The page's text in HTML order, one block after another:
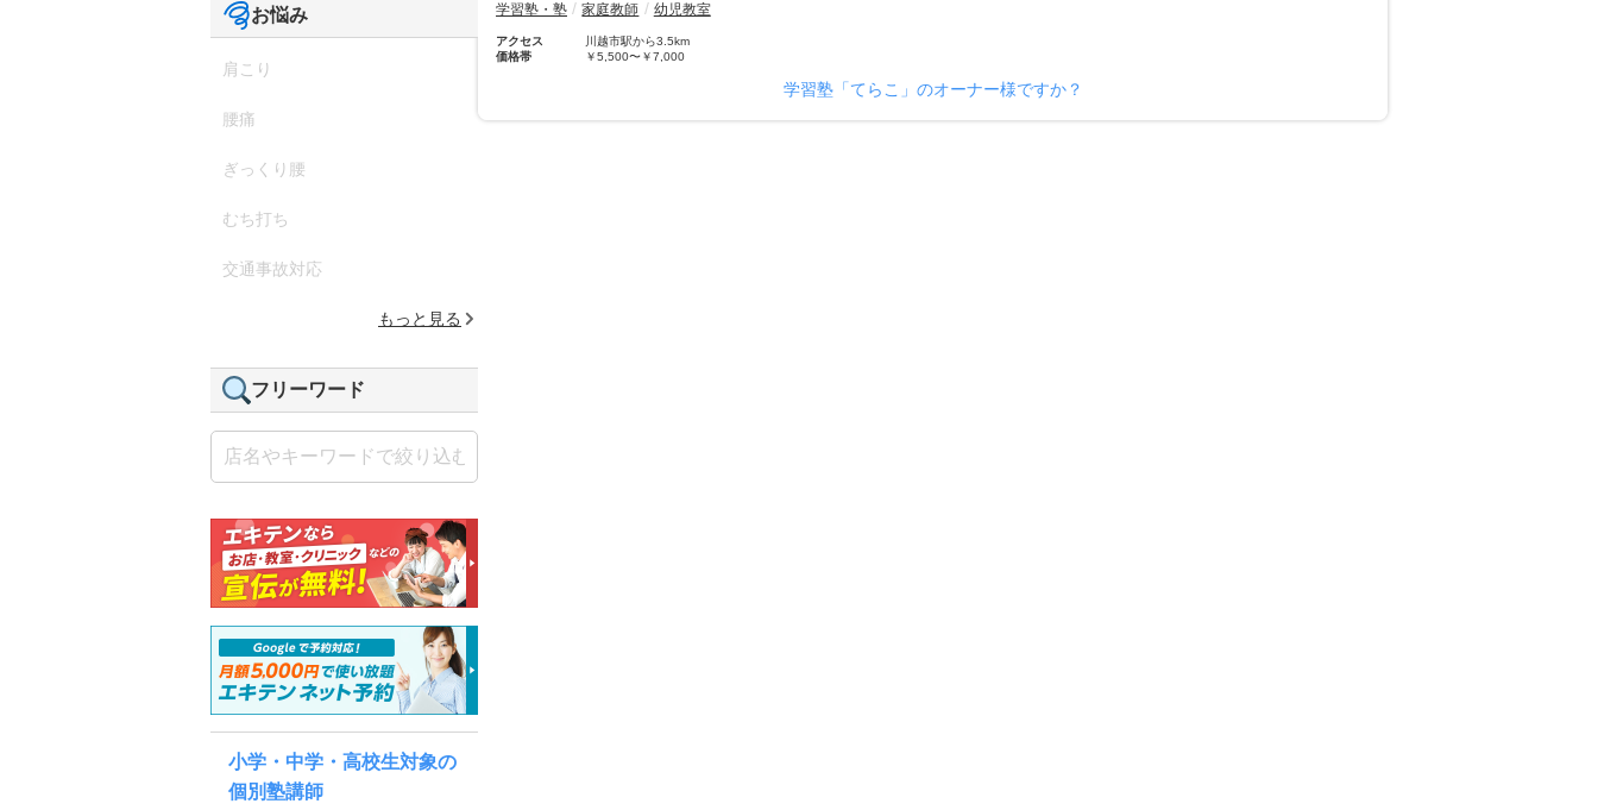
学習塾・塾 家庭教師 幼児教室
アクセス
川越市駅から3.5km
価格帯
￥5,500〜￥7,000
学習塾「てらこ」のオーナー様ですか？
お悩み
肩こり
腰痛
ぎっくり腰
むち打ち
交通事故対応
もっと見る
フリーワード
小学・中学・高校生対象の
個別塾講師